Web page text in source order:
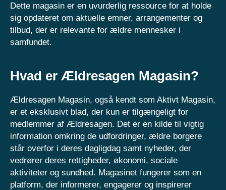
Dette magasin er en uvurderlig ressource for at holde
sig opdateret om aktuelle emner, arrangementer og
tilbud, der er relevante for ældre mennesker i
samfundet.
Hvad er Ældresagen Magasin?
Ældresagen Magasin, også kendt som Aktivt Magasin,
er et eksklusivt blad, der kun er tilgængeligt for
medlemmer af Ældresagen. Det er en kilde til vigtig
information omkring de udfordringer, ældre borgere
står overfor i deres dagligdag samt nyheder, der
vedrører deres rettigheder, økonomi, sociale
aktiviteter og sundhed. Magasinet fungerer som en
platform, der informerer, engagerer og inspirerer